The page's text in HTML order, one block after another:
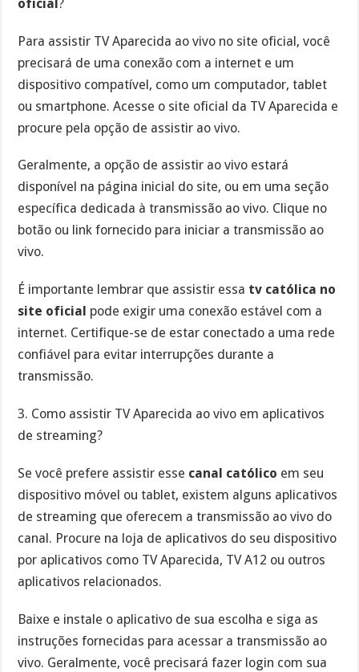
oficial?
Para assistir TV Aparecida ao vivo no site oficial, você
precisará de uma conexão com a internet e um
dispositivo compatível, como um computador, tablet
ou smartphone. Acesse o site oficial da TV Aparecida e
procure pela opção de assistir ao vivo.
Geralmente, a opção de assistir ao vivo estará
disponível na página inicial do site, ou em uma seção
específica dedicada à transmissão ao vivo. Clique no
botão ou link fornecido para iniciar a transmissão ao
vivo.
É importante lembrar que assistir essa tv católica no
site oficial pode exigir uma conexão estável com a
internet. Certifique-se de estar conectado a uma rede
confiável para evitar interrupções durante a
transmissão.
3. Como assistir TV Aparecida ao vivo em aplicativos
de streaming?
Se você prefere assistir esse canal católico em seu
dispositivo móvel ou tablet, existem alguns aplicativos
de streaming que oferecem a transmissão ao vivo do
canal. Procure na loja de aplicativos do seu dispositivo
por aplicativos como TV Aparecida, TV A12 ou outros
aplicativos relacionados.
Baixe e instale o aplicativo de sua escolha e siga as
instruções fornecidas para acessar a transmissão ao
vivo. Geralmente, você precisará fazer login com sua